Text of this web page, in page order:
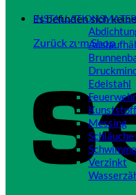
Es befinden sich
Zurück zum Shop
Edelstahl
Kunststoff
Messing
Verzinkt